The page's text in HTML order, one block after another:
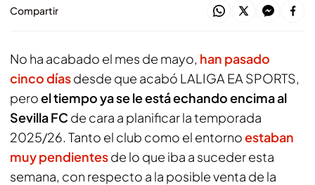
Compartir
No ha acabado el mes de mayo, han pasado
cinco díasdesde que acabó LALIGA EA SPORTS,
peroel tiempo ya se le está echando encima al
Sevilla FC de cara a planificar la temporada
2025/26. Tanto el club como el entornoestaban
muy pendientesde lo que iba a suceder esta
semana, con respecto a la posible venta de la